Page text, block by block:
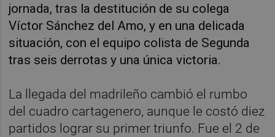
jornada, tras la destitución de su colega
Víctor Sánchez del Amo, y en una delicada
situación, con el equipo colista de Segunda
tras seis derrotas y una única victoria.
La llegada del madrileño cambió el rumbo
del cuadro cartagenero, aunque le costó diez
partidos lograr su primer triunfo. Fue el 2 de